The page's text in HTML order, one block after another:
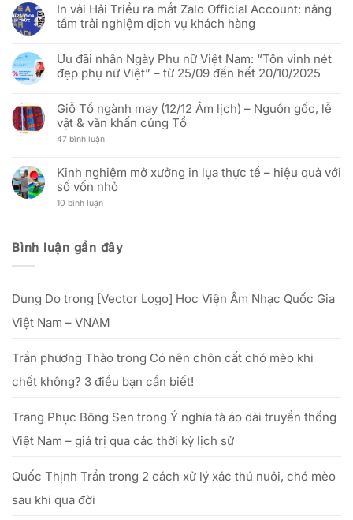
hơn
Mừng
51
năm
nhất
đất
nước
(30/04/1975
30/04/2026)
Hải
Triều:
Thay
đại
diện
và
địa
chỉ
văn
phòng
mới
bình
luận
ở
Yên)
Báo
Cáo
Thị
In
Cờ
Vải:
Phân
Tích
Và
Hiệu
Quả
Tư
In vải Hải Triều ra mắt Zalo Official Account: nâng
tầm trải nghiệm dịch vụ khách hàng
bình
luận
ở
Hải
Triều
ra
mắt
Zalo
nâng
tầm
trải
nghiệm
dịch
Ưu đãi nhân Ngày Phụ nữ Việt Nam: “Tôn vinh nét
đẹp phụ nữ Việt” – từ 25/09 đến hết 20/10/2025
bình
luận
ở
Ưu
đãi
Phụ
nữ
Việt
Nam:
phụ
nữ
25/09
đến
20/10/2025
Giỗ Tổ ngành may (12/12 Âm lịch) – Nguồn gốc, lễ
vật & văn khấn cúng Tổ
47 bình luậnở
ngành
may
(12/12
lễ
vật
Tổ
Kinh nghiệm mở xưởng in lụa thực tế – hiệu quả với
số vốn nhỏ
10 bình luậnở
xưởng
in
hiệu
quả
với
số
Bình luận gần đây
Dung Do trong [Vector Logo] Học Viện Âm Nhạc Quốc Gia
Việt Nam – VNAM
Trần phương Thảo trong Có nên chôn cất chó mèo khi
chết không? 3 điều bạn cần biết!
Trang Phục Bông Sen trong Ý nghĩa tà áo dài truyền thống
Việt Nam – giá trị qua các thời kỳ lịch sử
Quốc Thịnh Trần trong 2 cách xử lý xác thú nuôi, chó mèo
sau khi qua đời